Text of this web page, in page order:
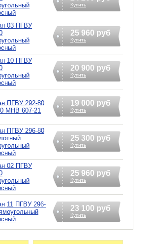
Купить
03 ПГВУ
25 960 руб
Купить
10 ПГВУ
20 900 руб
Купить
ПГВУ 292-80
МНВ 607-21
19 000 руб
Купить
ПГВУ 296-80
25 300 руб
Купить
02 ПГВУ
25 960 руб
Купить
11 ПГВУ 296-
23 100 руб
Купить